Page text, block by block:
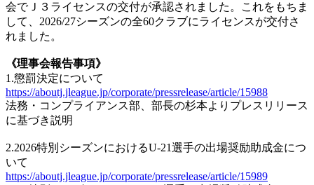
会でＪ３ライセンスの交付が承認されました。これをもちま
して、2026/27シーズンの全60クラブにライセンスが交付さ
れました。
《理事会報告事項》
1.懲罰決定について
https://aboutj.jleague.jp/corporate/pressrelease/article/15988
法務・コンプライアンス部、部長の杉本よりプレスリリース
に基づき説明
2.2026特別シーズンにおけるU-21選手の出場奨励助成金につ
いて
https://aboutj.jleague.jp/corporate/pressrelease/article/15989